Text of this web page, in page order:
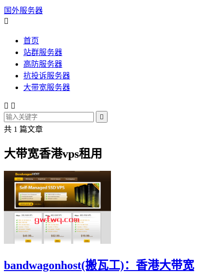
国外服务器

首页
站群服务器
高防服务器
抗投诉服务器
大带宽服务器
 

共 1 篇文章
大带宽香港vps租用
bandwagonhost(搬瓦工)：香港大带宽